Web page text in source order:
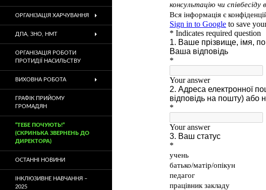
ОРГАНІЗАЦІЯ ХАРЧУВАННЯ
ДПА, ЗНО, НМТ
ОРГАНІЗАЦІЯ РОБОТИ
ПРОТИДІЇ НАСИЛЬСТВУ
ВИХОВНА РОБОТА
ГРАФІК ПРИЙОМУ
ГРОМАДЯН
“ТЕБЕ ПОЧУЮТЬ!”
(СКРИНЬКА ЗВЕРНЕНЬ ДО
ДИРЕКТОРА)
ОСТАННІ НОВИНИ
ІНКЛЮЗИВНЕ НАВЧАННЯ –
2025